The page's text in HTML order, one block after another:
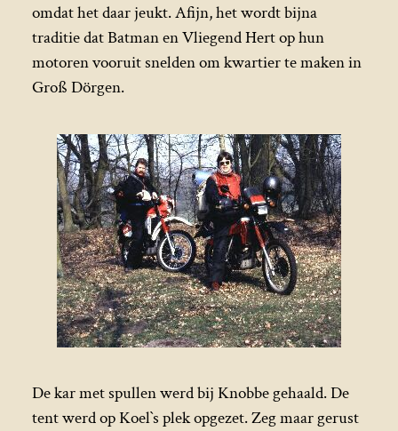
omdat het daar jeukt. Afijn, het wordt bijna
traditie dat Batman en Vliegend Hert op hun
motoren vooruit snelden om kwartier te maken in
Groß Dörgen.
De kar met spullen werd bij Knobbe gehaald. De
tent werd op Koel`s plek opgezet. Zeg maar gerust